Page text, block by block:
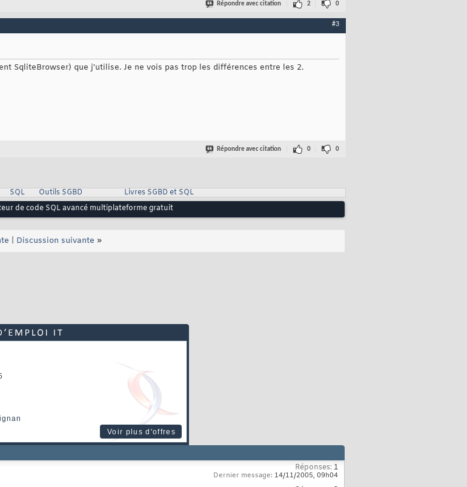
Répondre avec citation 2 0
#3
SqliteBrowser) que j'utilise. Je ne vois pas trop les différences entre les 2.
Répondre avec citation 0 0
SQL Outils SGBD
Livres SGBD et SQL
de code SQL avancé multiplateforme gratuit
Discussion suivante »
Voir plus d'offres
Réponses: 1
Dernier message: 14/11/2005, 09h04